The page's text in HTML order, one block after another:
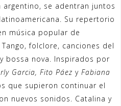
argentino, se adentran juntos
Su repertorio
música popular de
folclore, canciones del
bossa nova. Inspirados por
Garcia, Fito Páez y Fabiana
que supieron continuar el
nuevos sonidos. Catalina y